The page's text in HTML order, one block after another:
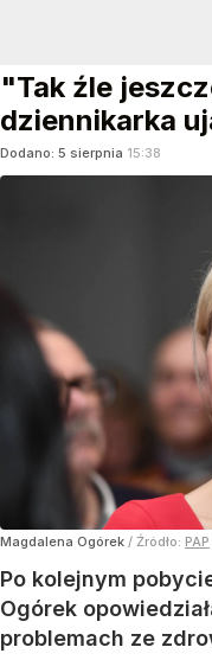
"Tak źle
dziennikarka
Dodano: 5 sierpnia 15:38
Magdalena Ogórek / Źródło: PAP
Po kolejnym
Ogórek
problemach ze